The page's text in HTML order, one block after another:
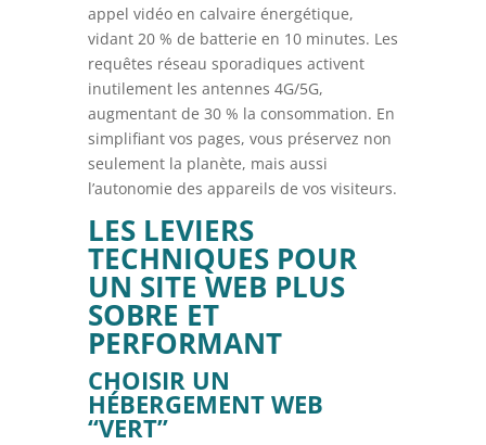
appel vidéo en calvaire énergétique,
vidant 20 % de batterie en 10 minutes. Les
requêtes réseau sporadiques activent
inutilement les antennes 4G/5G,
augmentant de 30 % la consommation. En
simplifiant vos pages, vous préservez non
seulement la planète, mais aussi
l’autonomie des appareils de vos visiteurs.
LES LEVIERS
TECHNIQUES POUR
UN SITE WEB PLUS
SOBRE ET
PERFORMANT
CHOISIR UN
HÉBERGEMENT WEB
“VERT”